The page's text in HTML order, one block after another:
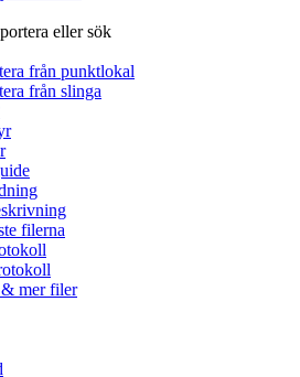
eller sök
från punktlokal
från slinga
filerna
mer filer